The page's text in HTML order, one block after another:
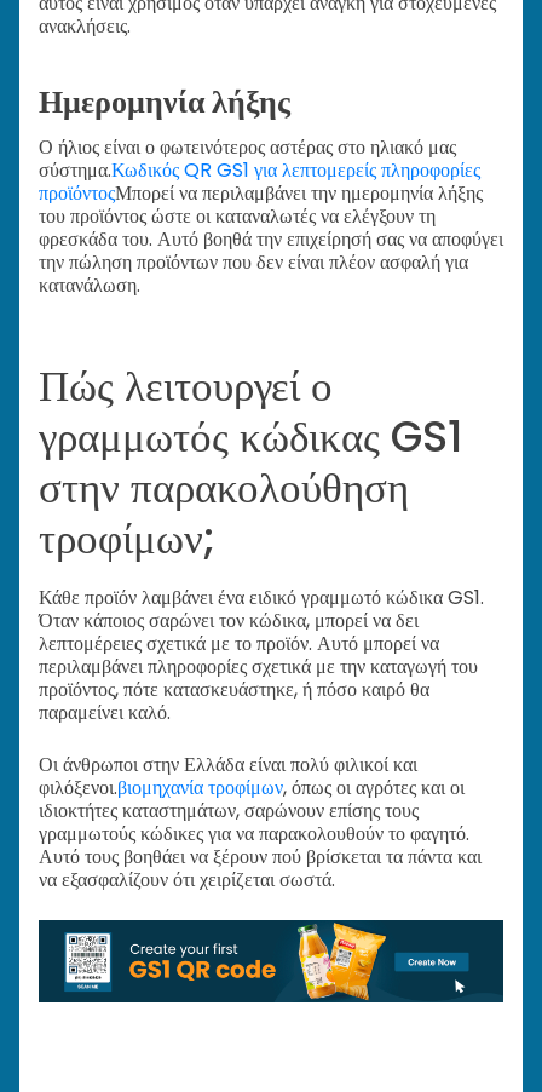
ανακλήσεις.
Ημερομηνία λήξης
Ο ήλιος είναι ο φωτεινότερος αστέρας στο ηλιακό μας
σύστημα.Κωδικός QR GS1 για λεπτομερείς πληροφορίες
προϊόντοςΜπορεί να περιλαμβάνει την ημερομηνία λήξης
του προϊόντος ώστε οι καταναλωτές να ελέγξουν τη
φρεσκάδα του. Αυτό βοηθά την επιχείρησή σας να αποφύγει
την πώληση προϊόντων που δεν είναι πλέον ασφαλή για
κατανάλωση.
Πώς λειτουργεί ο
γραμμωτός κώδικας GS1
στην παρακολούθηση
τροφίμων;
Κάθε προϊόν λαμβάνει ένα ειδικό γραμμωτό κώδικα GS1.
Όταν κάποιος σαρώνει τον κώδικα, μπορεί να δει
λεπτομέρειες σχετικά με το προϊόν. Αυτό μπορεί να
περιλαμβάνει πληροφορίες σχετικά με την καταγωγή του
προϊόντος, πότε κατασκευάστηκε, ή πόσο καιρό θα
παραμείνει καλό.
Οι άνθρωποι στην Ελλάδα είναι πολύ φιλικοί και
φιλόξενοι.βιομηχανία τροφίμων, όπως οι αγρότες και οι
ιδιοκτήτες καταστημάτων, σαρώνουν επίσης τους
γραμμωτούς κώδικες για να παρακολουθούν το φαγητό.
Αυτό τους βοηθάει να ξέρουν πού βρίσκεται τα πάντα και
να εξασφαλίζουν ότι χειρίζεται σωστά.